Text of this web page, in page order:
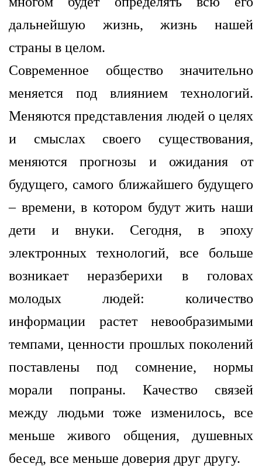
дальнейшую жизнь, жизнь нашей
страны в целом.
Современное общество значительно
меняется под влиянием технологий.
Меняются представления людей о целях
и смыслах своего существования,
меняются прогнозы и ожидания от
будущего, самого ближайшего будущего
– времени, в котором будут жить наши
дети и внуки. Сегодня, в эпоху
электронных технологий, все больше
возникает неразберихи в головах
молодых людей: количество
информации растет невообразимыми
темпами, ценности прошлых поколений
поставлены под сомнение, нормы
морали попраны. Качество связей
между людьми тоже изменилось, все
меньше живого общения, душевных
бесед, все меньше доверия друг другу.